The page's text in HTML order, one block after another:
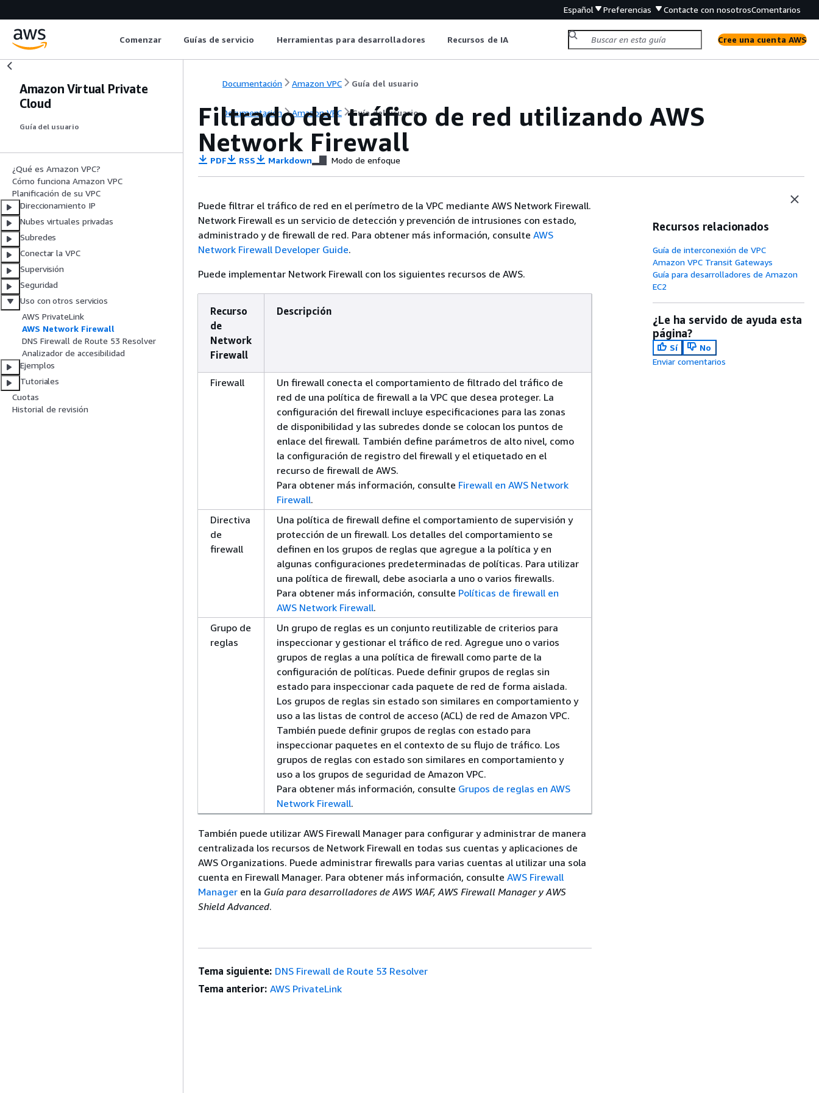
Español Preferencias Contacte con nosotrosComentarios
Comenzar Guías de servicio Herramientas para desarrolladores Recursos de IA Cree una cuenta AWS
Amazon Virtual Private
Cloud
Guía del usuario
¿Qué es Amazon VPC?
Cómo funciona Amazon VPC
Planificación de su VPC
Direccionamiento IP
Nubes virtuales privadas
Subredes
Conectar la VPC
Supervisión
Seguridad
Uso con otros servicios
AWS PrivateLink
AWS Network Firewall
DNS Firewall de Route 53 Resolver
Analizador de accesibilidad
Ejemplos
Tutoriales
Cuotas
Historial de revisión
Documentación Amazon VPC Guía del usuario
Documentación Amazon VPC Guía del usuario
Filtrado del tráfico de red utilizando AWS
Network Firewall
PDF RSS Markdown Modo de enfoque
Puede filtrar el tráfico de red en el perímetro de la VPC mediante AWS Network Firewall.
Network Firewall es un servicio de detección y prevención de intrusiones con estado,
administrado y de firewall de red. Para obtener más información, consulte AWS
Network Firewall Developer Guide.
Puede implementar Network Firewall con los siguientes recursos de AWS.
Recurso
de
Network
Firewall
Descripción
Firewall
Un firewall conecta el comportamiento de filtrado del tráfico de
red de una política de firewall a la VPC que desea proteger. La
configuración del firewall incluye especificaciones para las zonas
de disponibilidad y las subredes donde se colocan los puntos de
enlace del firewall. También define parámetros de alto nivel, como
la configuración de registro del firewall y el etiquetado en el
recurso de firewall de AWS.
Para obtener más información, consulte Firewall en AWS Network
Firewall.
Directiva
de
firewall
Una política de firewall define el comportamiento de supervisión y
protección de un firewall. Los detalles del comportamiento se
definen en los grupos de reglas que agregue a la política y en
algunas configuraciones predeterminadas de políticas. Para utilizar
una política de firewall, debe asociarla a uno o varios firewalls.
Para obtener más información, consulte Políticas de firewall en
AWS Network Firewall.
Grupo de
reglas
Un grupo de reglas es un conjunto reutilizable de criterios para
inspeccionar y gestionar el tráfico de red. Agregue uno o varios
grupos de reglas a una política de firewall como parte de la
configuración de políticas. Puede definir grupos de reglas sin
estado para inspeccionar cada paquete de red de forma aislada.
Los grupos de reglas sin estado son similares en comportamiento y
uso a las listas de control de acceso (ACL) de red de Amazon VPC.
También puede definir grupos de reglas con estado para
inspeccionar paquetes en el contexto de su flujo de tráfico. Los
grupos de reglas con estado son similares en comportamiento y
uso a los grupos de seguridad de Amazon VPC.
Para obtener más información, consulte Grupos de reglas en AWS
Network Firewall.
También puede utilizar AWS Firewall Manager para configurar y administrar de manera
centralizada los recursos de Network Firewall en todas sus cuentas y aplicaciones de
AWS Organizations. Puede administrar firewalls para varias cuentas al utilizar una sola
cuenta en Firewall Manager. Para obtener más información, consulte AWS Firewall
Manager en la Guía para desarrolladores de AWS WAF, AWS Firewall Manager y AWS
Shield Advanced.
Recursos relacionados
Guía de interconexión de VPC
Amazon VPC Transit Gateways
Guía para desarrolladores de Amazon
EC2
¿Le ha servido de ayuda esta
página?
Sí
No
Enviar comentarios
Tema siguiente: DNS Firewall de Route 53 Resolver
Tema anterior: AWS PrivateLink